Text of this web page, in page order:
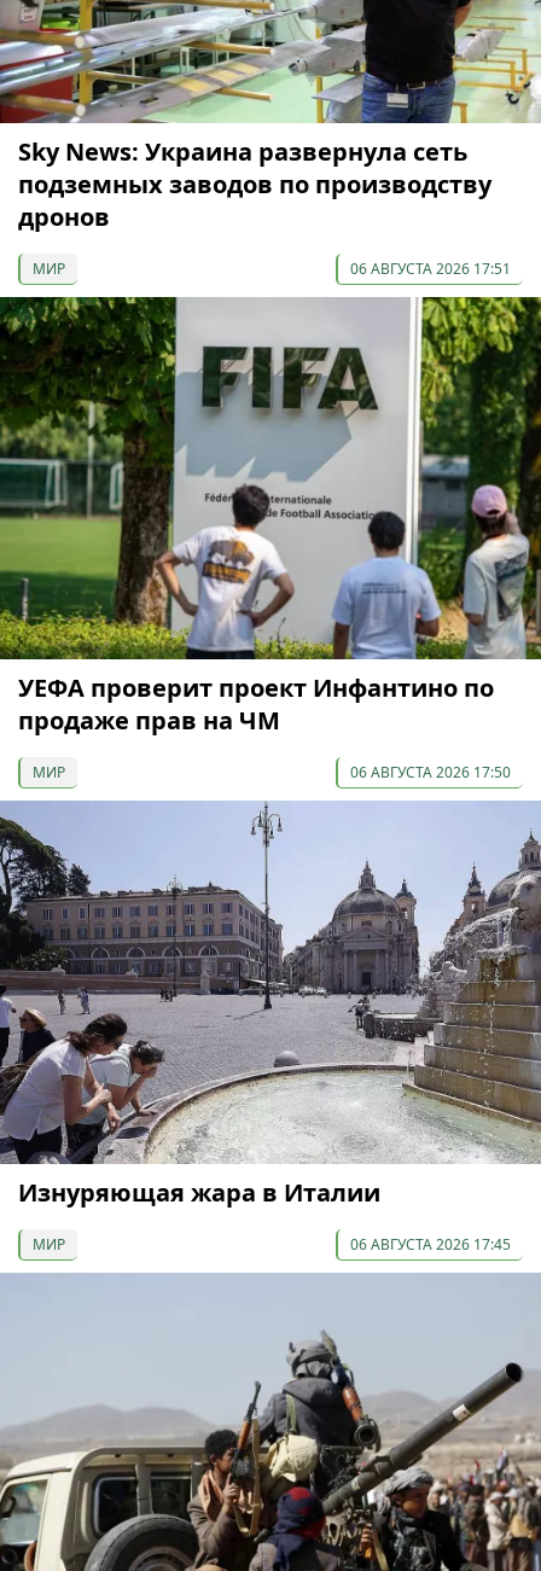
Sky News: Украина развернула сеть
подземных заводов по производству
дронов
МИР 06 АВГУСТА 2026 17:51
УЕФА проверит проект Инфантино по
продаже прав на ЧМ
МИР 06 АВГУСТА 2026 17:50
Изнуряющая жара в Италии
МИР 06 АВГУСТА 2026 17:45